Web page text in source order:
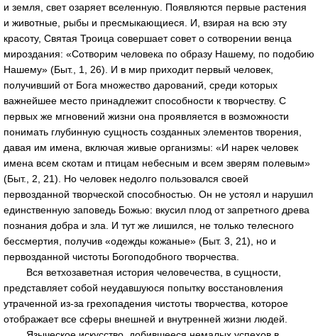
и земля, свет озаряет вселенную. Появляются первые растения
и животные, рыбы и пресмыкающиеся. И, взирая на всю эту
красоту, Святая Троица совершает совет о сотворении венца
мироздания: «Сотворим человека по образу Нашему, по подобию
Нашему» (Быт., 1, 26). И в мир приходит первый человек,
получивший от Бога множество дарований, среди которых
важнейшее место принадлежит способности к творчеству. С
первых же мгновений жизни она проявляется в возможности
понимать глубинную сущность созданных элементов творения,
давая им имена, включая живые организмы: «И нарек человек
имена всем скотам и птицам небесным и всем зверям полевым»
(Быт., 2, 21). Но человек недолго пользовался своей
первозданной творческой способностью. Он не устоял и нарушил
единственную заповедь Божью: вкусил плод от запретного древа
познания добра и зла. И тут же лишился, не только телесного
бессмертия, получив «одежды кожаные» (Быт. 3, 21), но и
первозданной чистоты Богоподобного творчества.
Вся ветхозаветная история человечества, в сущности,
представляет собой неудавшуюся попытку восстановления
утраченной из-за грехопадения чистоты творчества, которое
отображает все сферы внешней и внутренней жизни людей.